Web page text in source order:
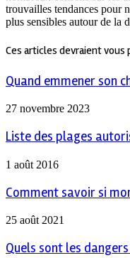
trouvailles tendances pour
plus sensibles autour de la
Ces articles devraient vous
Quand emmener son
27 novembre 2023
Liste des plages
1 août 2016
Comment savoir si
25 août 2021
Quels sont les